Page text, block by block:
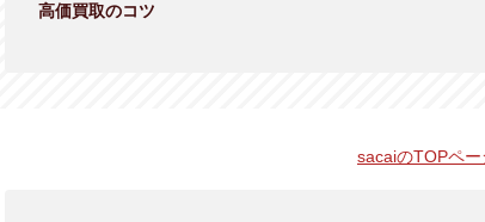
高価買取のコツ
sacaiのTOPペー